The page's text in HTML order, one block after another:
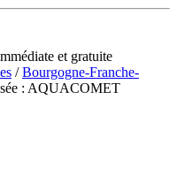
et gratuite
/Bourgogne-Franche-
: AQUACOMET